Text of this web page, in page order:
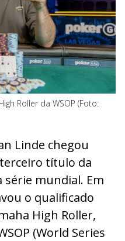
Roller da WSOP (Foto:
Linde chegou
título da
mundial. Em
o qualificado
High Roller,
(World Series